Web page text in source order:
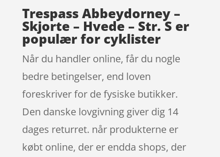
Trespass Abbeydorney –
Skjorte – Hvede – Str. S er
populær for cyklister
Når du handler online, får du nogle
bedre betingelser, end loven
foreskriver for de fysiske butikker.
Den danske lovgivning giver dig 14
dages returret. når produkterne er
købt online, der er endda shops, der